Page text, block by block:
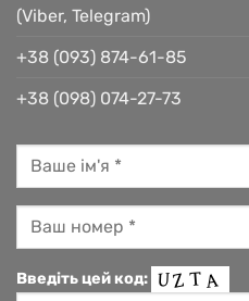
(Viber, Telegram)
+38 (093) 874-61-85
+38 (098) 074-27-73
Введіть цей код: